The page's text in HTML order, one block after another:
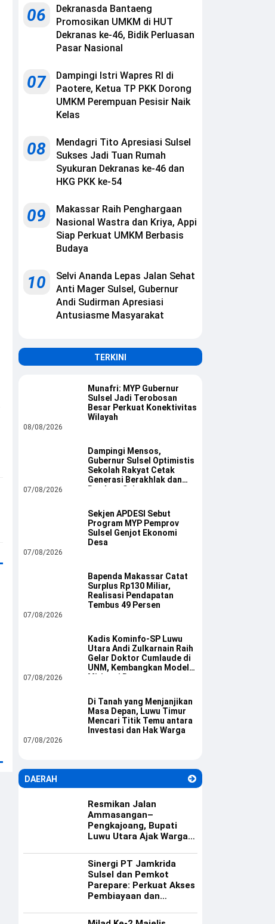
06
Dekranasda Bantaeng
Promosikan UMKM di HUT
Dekranas ke-46, Bidik Perluasan
Pasar Nasional
07
Dampingi Istri Wapres RI di
Paotere, Ketua TP PKK Dorong
UMKM Perempuan Pesisir Naik
Kelas
08
Mendagri Tito Apresiasi Sulsel
Sukses Jadi Tuan Rumah
Syukuran Dekranas ke-46 dan
HKG PKK ke-54
09
Makassar Raih Penghargaan
Nasional Wastra dan Kriya, Appi
Siap Perkuat UMKM Berbasis
Budaya
10
Selvi Ananda Lepas Jalan Sehat
Anti Mager Sulsel, Gubernur
Andi Sudirman Apresiasi
Antusiasme Masyarakat
TERKINI
Munafri: MYP Gubernur
Sulsel Jadi Terobosan
Besar Perkuat Konektivitas
Wilayah
08/08/2026
Dampingi Mensos,
Gubernur Sulsel Optimistis
Sekolah Rakyat Cetak
Generasi Berakhlak dan
Berdaya Saing
07/08/2026
Sekjen APDESI Sebut
Program MYP Pemprov
Sulsel Genjot Ekonomi
Desa
07/08/2026
Bapenda Makassar Catat
Surplus Rp130 Miliar,
Realisasi Pendapatan
Tembus 49 Persen
07/08/2026
Kadis Kominfo-SP Luwu
Utara Andi Zulkarnain Raih
Gelar Doktor Cumlaude di
UNM, Kembangkan Model
Mitigasi Bencana
07/08/2026
Di Tanah yang Menjanjikan
Masa Depan, Luwu Timur
Mencari Titik Temu antara
Investasi dan Hak Warga
07/08/2026
DAERAH
Resmikan Jalan
Ammasangan–
Pengkajoang, Bupati
Luwu Utara Ajak Warga
Sinergi PT Jamkrida
Sulsel dan Pemkot
Parepare: Perkuat Akses
Pembiayaan dan